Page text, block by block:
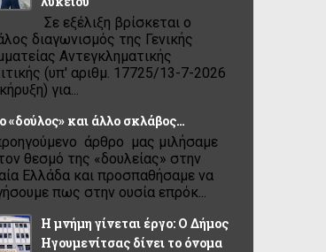
Σε εξέλιξη βρίσκεται ο
διαγωνισμός της Γενικής
Αντεγκληματικής
(υπ' αριθμ. 17725/13-7-2026
για...
«δούλος» και άλλο σκλάβος…
άρθρο μας μιλήσαμε
θεσμό της «δουλείας» στην
Ελλάδα και προσπαθήσαμε να
πως στην ουσία επρόκ...
Η μνήμη γίνεται έργο: Ο Δήμος
Ηγουμενίτσας δίνει το όνομα